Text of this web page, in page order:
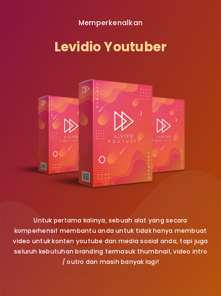
Memperkenalkan
Levidio Youtuber
Untuk pertama kalinya, sebuah alat yang secara
komperhensif membantu anda untuk tidak hanya membuat
video untuk konten youtube dan media sosial anda, tapi juga
seluruh kebutuhan branding termasuk thumbnail, video intro
/ outro dan masih banyak lagi!